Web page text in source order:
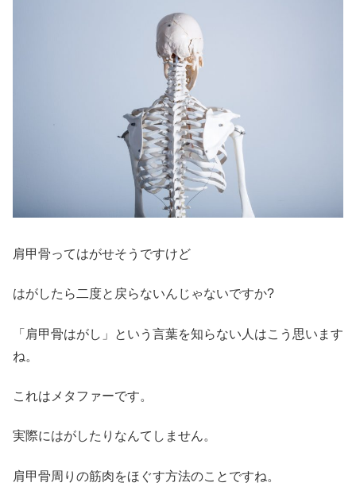
肩甲骨ってはがせそうですけど
はがしたら二度と戻らないんじゃないですか?
「肩甲骨はがし」という言葉を知らない人はこう思います
ね。
これはメタファーです。
実際にはがしたりなんてしません。
肩甲骨周りの筋肉をほぐす方法のことですね。